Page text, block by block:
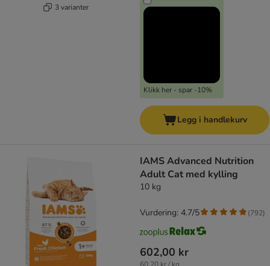
3 varianter
Klikk her - spar -10%
Legg i handlekurv
IAMS Advanced Nutrition
Adult Cat med kylling
10 kg
602,00 kr
Vurdering: 4.7/5 (792)